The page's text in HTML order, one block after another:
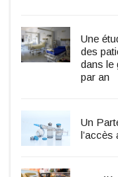
Une
des
dans le
par an
Un
l’accès